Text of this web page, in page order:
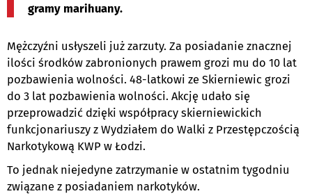
gramy marihuany.
Mężczyźni usłyszeli już zarzuty. Za posiadanie znacznej
ilości środków zabronionych prawem grozi mu do 10 lat
pozbawienia wolności. 48-latkowi ze Skierniewic grozi
do 3 lat pozbawienia wolności. Akcję udało się
przeprowadzić dzięki współpracy skierniewickich
funkcjonariuszy z Wydziałem do Walki z Przestępczością
Narkotykową KWP w Łodzi.
To jednak niejedyne zatrzymanie w ostatnim tygodniu
związane z posiadaniem narkotyków.